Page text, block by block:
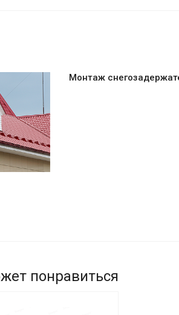
Монтаж
понравиться